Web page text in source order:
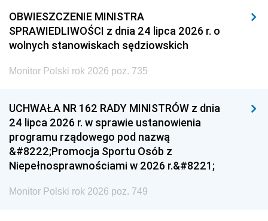
OBWIESZCZENIE MINISTRA
SPRAWIEDLIWOŚCI z dnia 24 lipca 2026 r. o
wolnych stanowiskach sędziowskich
Monitor Polski rok 2026 poz. 735
UCHWAŁA NR 162 RADY MINISTRÓW z dnia
24 lipca 2026 r. w sprawie ustanowienia
programu rządowego pod nazwą
&#8222;Promocja Sportu Osób z
Niepełnosprawnościami w 2026 r.&#8221;
Monitor Polski rok 2026 poz. 749